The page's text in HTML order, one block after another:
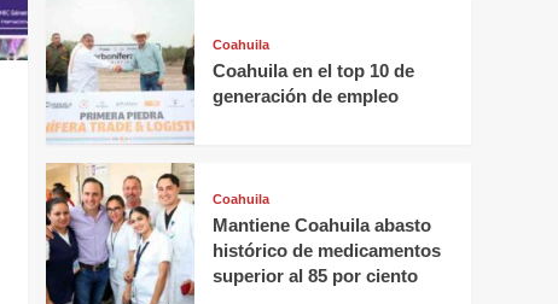
Coahuila
Coahuila en el top 10 de
generación de empleo
Coahuila
Mantiene Coahuila abasto
histórico de medicamentos
superior al 85 por ciento